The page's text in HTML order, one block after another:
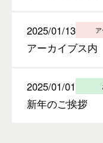
2025/01/13
アーカイブス内
2025/01/01
新年のご挨拶